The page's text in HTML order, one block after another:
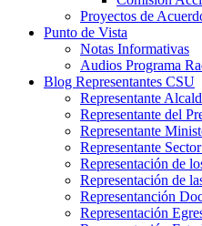
Proyectos de
Punto de Vista
Notas Informativas
Audios Programa
Blog Representantes CSU
Representante
Representante del
Representante
Representante
Representación de
Representación de
Representanción
Representación